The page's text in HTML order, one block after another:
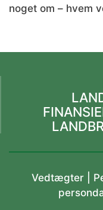
noget om – hvem
Vedtægter